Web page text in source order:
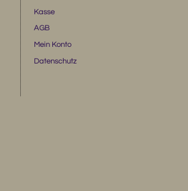
Kasse
AGB
Mein Konto
Datenschutz